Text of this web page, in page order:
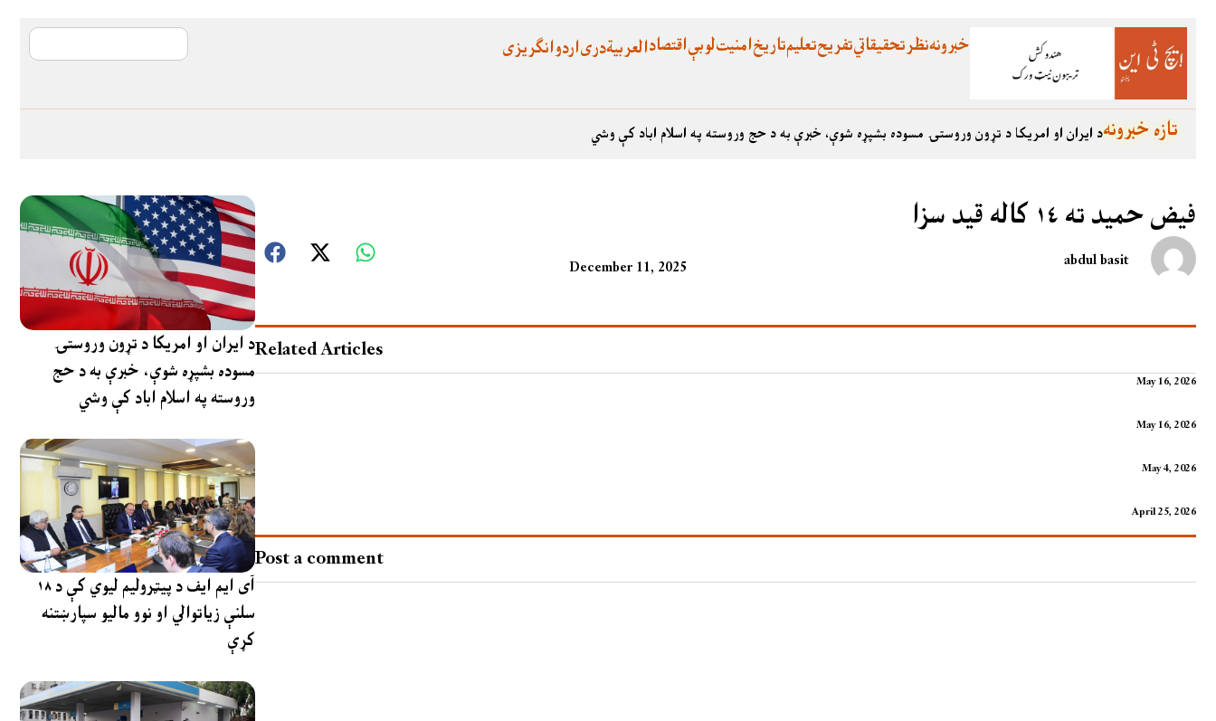
اقتصادلوبېامنیتتاریختعلیمتفریحتحقیقاتينظرخبرونه انگریزیاردودریالعربية
د ایران او امریکا د تړون وروستۍ مسوده بشپړه شوې، خبرې به د حج وروسته په اسلام اباد کې وشيتازه خبرونه
د ایران او امریکا د تړون وروستۍ
مسوده بشپړه شوې، خبرې به د حج
وروسته په اسلام اباد کې وشي
آی ایم ایف د پیټرولیم لیوي کې د ۱۸
سلنې زیاتوالي او نوو مالیو سپارښتنه
کړې
فيض حميد ته ١٤ کاله قيد سزا
December 11, 2025 abdul basit
Related Articles
May 16, 2026
May 16, 2026
May 4, 2026
April 25, 2026
Post a comment